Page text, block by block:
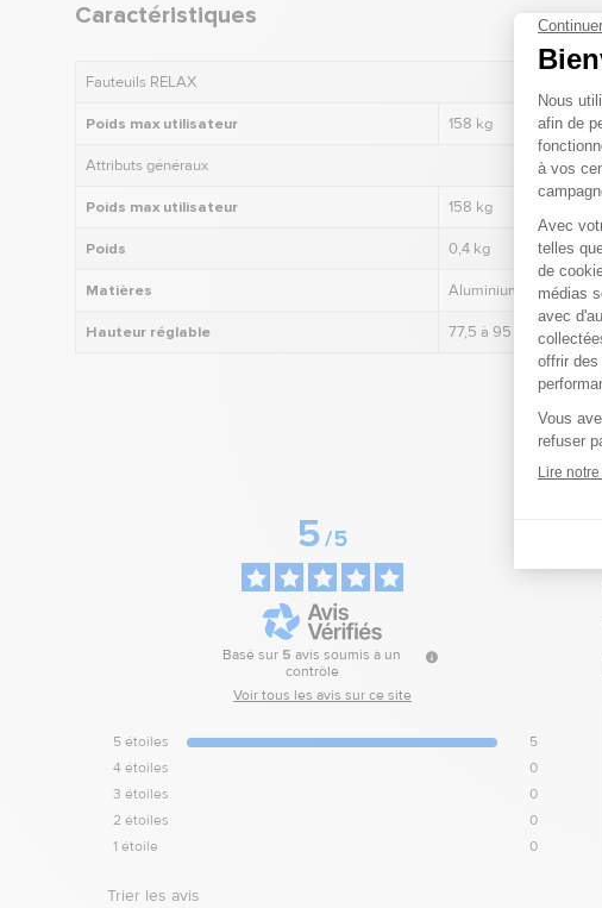
Caractéristiques
Fauteuils RELAX
Poids max utilisateur 158 kg
Attributs généraux
Poids max utilisateur 158 kg
Poids 0,4 kg
Matières Aluminium
Hauteur réglable 77,5 à 95 cm
5/5
Basé sur 5 avis soumis à un
contrôle
Voir tous les avis sur ce site
5 étoiles
5
4 étoiles
0
3 étoiles
0
2 étoiles
0
1 étoile 0
Trier les avis